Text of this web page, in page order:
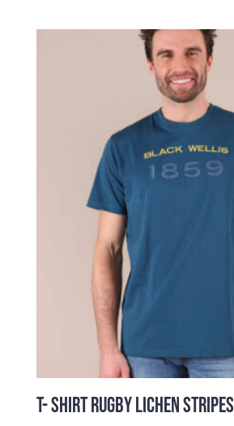
est :
29,00 €.
T- SHIRT RUGBY LICHEN STRIPES